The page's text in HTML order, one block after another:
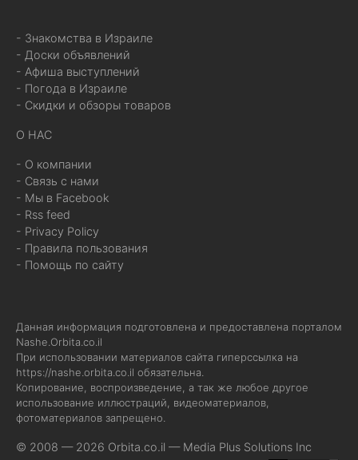
- Знакомства в Израиле
- Доски объявлений
- Афиша выступлений
- Погода в Израиле
- Скидки и обзоры товаров
О НАС
- О компании
- Связь с нами
- Мы в Facebook
- Rss feed
- Privacy Policy
- Правила пользования
- Помощь по сайту
Данная информация подготовлена и предоставлена порталом
Nashe.Orbita.co.il
При использовании материалов сайта гиперссылка на
https://nashe.orbita.co.il обязательна.
Копирование, воспроизведение, а так же любое другое
использование иллюстраций, видеоматериалов,
фотоматериалов запрещено.
© 2008 — 2026 Orbita.co.il — Media Plus Solutions Inc